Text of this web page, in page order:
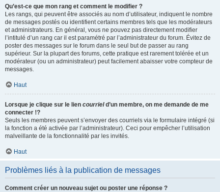
Qu’est-ce que mon rang et comment le modifier ?
Les rangs, qui peuvent être associés au nom d’utilisateur, indiquent le nombre
de messages postés ou identifient certains membres tels que les modérateurs
et administrateurs. En général, vous ne pouvez pas directement modifier
l’intitulé d’un rang car il est paramétré par l’administrateur du forum. Évitez de
poster des messages sur le forum dans le seul but de passer au rang
supérieur. Sur la plupart des forums, cette pratique est rarement tolérée et un
modérateur (ou un administrateur) peut facilement abaisser votre compteur de
messages.
Haut
Lorsque je clique sur le lien courrield’un membre, on me demande de me
connecter !?
Seuls les membres peuvent s’envoyer des courriels via le formulaire intégré (si
la fonction a été activée par l’administrateur). Ceci pour empêcher l’utilisation
malveillante de la fonctionnalité par les invités.
Haut
Problèmes liés à la publication de messages
Comment créer un nouveau sujet ou poster une réponse ?